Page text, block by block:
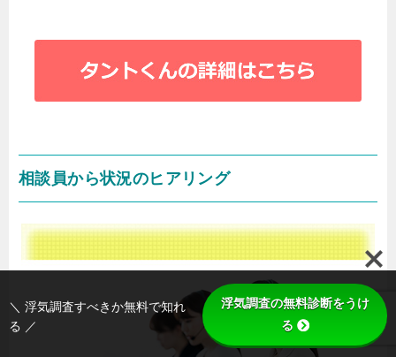
相談員から状況のヒアリング
＼ 浮気調査すべきか無料で知れ
る ／
浮気調査の無料診断をうけ
る